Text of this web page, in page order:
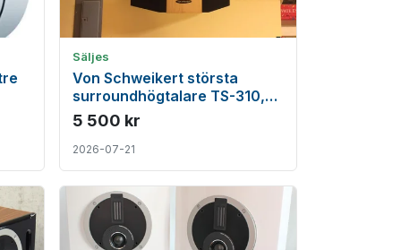
Säljes
Von Schweikert största
surroundhögtalare TS-310,
TS-200 & TS-150
5 500 kr
2026-07-21